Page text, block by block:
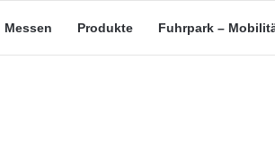
Messen Produkte Fuhrpark –